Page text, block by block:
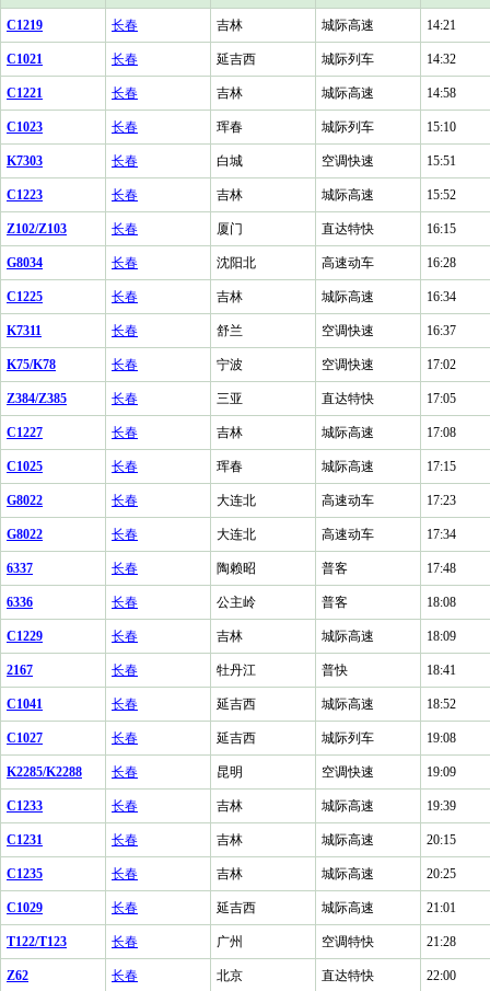
C1219 长春 吉林 城际高速 14:21
C1021 长春 延吉西 城际列车 14:32
C1221 长春 吉林 城际高速 14:58
C1023 长春 珲春 城际列车 15:10
K7303 长春 白城 空调快速 15:51
C1223 长春 吉林 城际高速 15:52
Z102/Z103 长春 厦门 直达特快 16:15
G8034 长春 沈阳北 高速动车 16:28
C1225 长春 吉林 城际高速 16:34
K7311 长春 舒兰 空调快速 16:37
K75/K78 长春 宁波 空调快速 17:02
Z384/Z385 长春 三亚 直达特快 17:05
C1227 长春 吉林 城际高速 17:08
C1025 长春 珲春 城际高速 17:15
G8022 长春 大连北 高速动车 17:23
G8022 长春 大连北 高速动车 17:34
6337 长春 陶赖昭 普客 17:48
6336 长春 公主岭 普客 18:08
C1229 长春 吉林 城际高速 18:09
2167 长春 牡丹江 普快 18:41
C1041 长春 延吉西 城际高速 18:52
C1027 长春 延吉西 城际列车 19:08
K2285/K2288 长春 昆明 空调快速 19:09
C1233 长春 吉林 城际高速 19:39
C1231 长春 吉林 城际高速 20:15
C1235 长春 吉林 城际高速 20:25
C1029 长春 延吉西 城际高速 21:01
T122/T123 长春 广州 空调特快 21:28
Z62 长春 北京 直达特快 22:00